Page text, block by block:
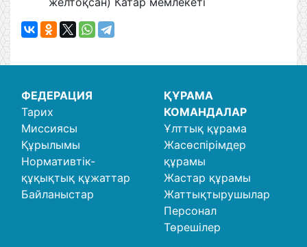
ФЕДЕРАЦИЯ
Тарих
Миссиясы
Құрылымы
Нормативтік-
құқықтық құжаттар
Байланыстар
ҚҰРАМА
КОМАНДАЛАР
Ұлттық құрама
Жасөспірімдер
құрамы
Жастар құрамы
Жаттықтырушылар
Персонал
Төрешілер